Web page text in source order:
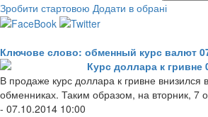
Зробити стартовою Додати в обрані
Ключове слово: обменный курс валют
Курс доллара к гривне
В продаже курс доллара к гривне внизился
обменниках. Таким образом, на вторник, 7
- 07.10.2014 10:00